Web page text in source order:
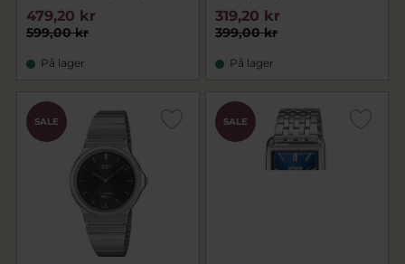
599,00 kr
479,20 kr
På lager
399,00 kr
319,20 kr
På lager
SALE SALE